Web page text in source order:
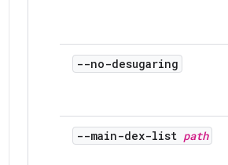
--no-desugaring
--main-dex-list path